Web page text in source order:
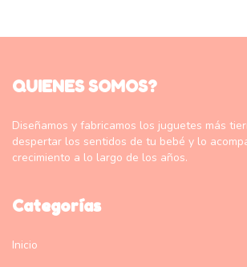
QUIENES SOMOS?
Diseñamos y fabricamos los juguetes más
despertar los sentidos de tu bebé y lo
crecimiento a lo largo de los años.
Categorías
Inicio